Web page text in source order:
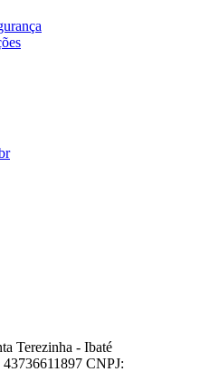
Terezinha - Ibaté
CNPJ: